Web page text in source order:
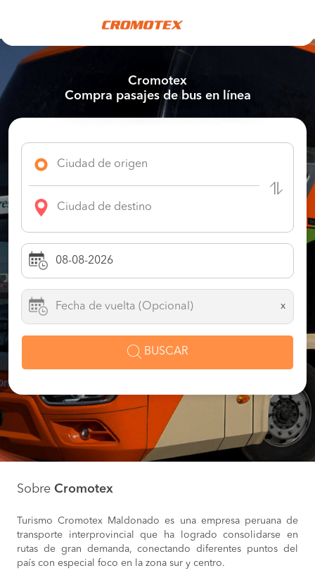
Cromotex
Compra pasajes de bus en línea
x
BUSCAR
Sobre Cromotex
Turismo Cromotex Maldonado es una empresa peruana de
transporte interprovincial que ha logrado consolidarse en
rutas de gran demanda, conectando diferentes puntos del
país con especial foco en la zona sur y centro.